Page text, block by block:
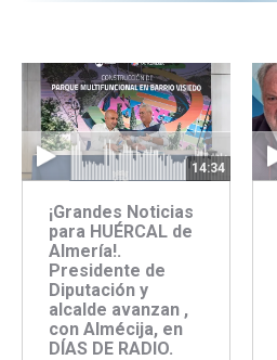
14:34
¡Grandes Noticias
para HUÉRCAL de
Almería!.
Presidente de
Diputación y
alcalde avanzan ,
con Almécija, en
DÍAS DE RADIO.